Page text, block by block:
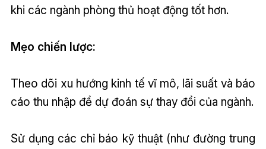
khi các ngành phòng thủ hoạt động tốt hơn.
Mẹo chiến lược:
Theo dõi xu hướng kinh tế vĩ mô, lãi suất và báo
cáo thu nhập để dự đoán sự thay đổi của ngành.
Sử dụng các chỉ báo kỹ thuật (như đường trung